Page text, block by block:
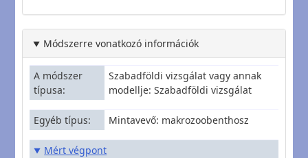
Módszerre vonatkozó információk
A módszer
típusa
Szabadföldi vizsgálat vagy annak
modellje: Szabadföldi vizsgálat
Egyéb típus Mintavevő: makrozoobenthosz
Mért végpont